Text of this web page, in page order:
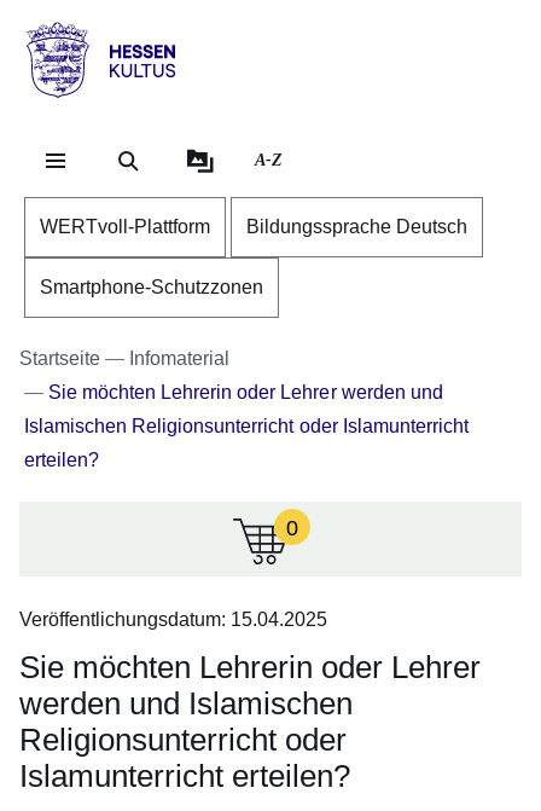
Hessen
Kultus
A-Z
WERTvoll-Plattform Bildungssprache Deutsch
Smartphone-Schutzzonen
Startseite
Infomaterial
Sie möchten Lehrerin oder Lehrer werden und
Islamischen Religionsunterricht oder Islamunterricht
erteilen?
0:Zur
keine
in
Ihrem
Warenkorb.:
Veröffentlichungsdatum: 15.04.2025
Sie möchten Lehrerin oder Lehrer
werden und Islamischen
Religionsunterricht oder
Islamunterricht erteilen?